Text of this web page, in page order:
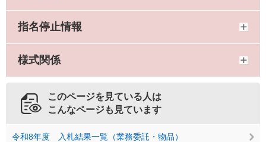
指名停止情報
様式関係
このページを見ている人は
こんなページも見ています
令和8年度 入札結果一覧（業務委託・物品）